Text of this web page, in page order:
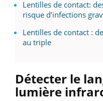
Lentilles de contact:
risque d’infections
Lentilles de contact :
au triple
Détecter le
lumière